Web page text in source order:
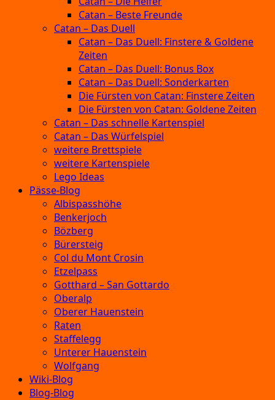
Catan – Beste Freunde
Catan – Das Duell
Catan – Das Duell: Finstere & Goldene
Zeiten
Catan – Das Duell: Bonus Box
Catan – Das Duell: Sonderkarten
Die Fürsten von Catan: Finstere Zeiten
Die Fürsten von Catan: Goldene Zeiten
Catan – Das schnelle Kartenspiel
Catan – Das Würfelspiel
weitere Brettspiele
weitere Kartenspiele
Lego Ideas
Pässe-Blog
Albispasshöhe
Benkerjoch
Bözberg
Bürersteig
Col du Mont Crosin
Etzelpass
Gotthard – San Gottardo
Oberalp
Oberer Hauenstein
Raten
Staffelegg
Unterer Hauenstein
Wolfgang
Wiki-Blog
Blog-Blog